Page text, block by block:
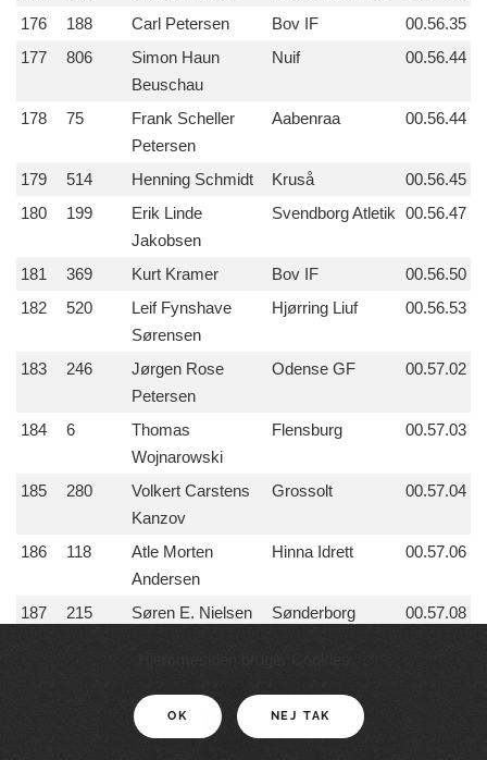
176
188 Carl Petersen Bov IF
00.56.35
177
806
Simon Haun
Beuschau
Nuif 00.56.44
178 75
Frank Scheller
Petersen
Aabenraa 00.56.44
179 514 Henning Schmidt Kruså
00.56.45
180
199
Erik Linde
Jakobsen
Svendborg Atletik 00.56.47
181 369 Kurt Kramer Bov IF
00.56.50
182
520
Leif Fynshave
Sørensen
Hjørring Liuf 00.56.53
183 246
Jørgen Rose
Petersen
Odense GF 00.57.02
184 6
Thomas
Wojnarowski
Flensburg 00.57.03
185 280
Volkert Carstens
Kanzov
Grossolt 00.57.04
186 118
Atle Morten
Andersen
Hinna Idrett 00.57.06
187 215 Søren E. Nielsen
Sønderborg
00.57.08
Lauridsen
Kaj Christensen Hadsten Trim
OK NEJ TAK